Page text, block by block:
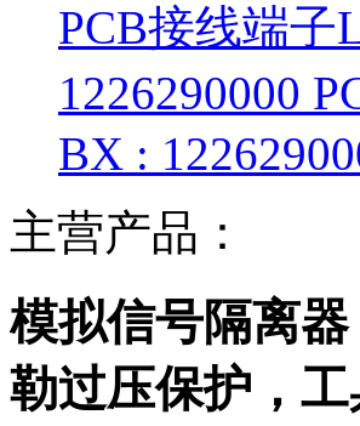
PCB接线端子
1226290000
BX :
主营产品：
模拟信号隔离
勒过压保护，